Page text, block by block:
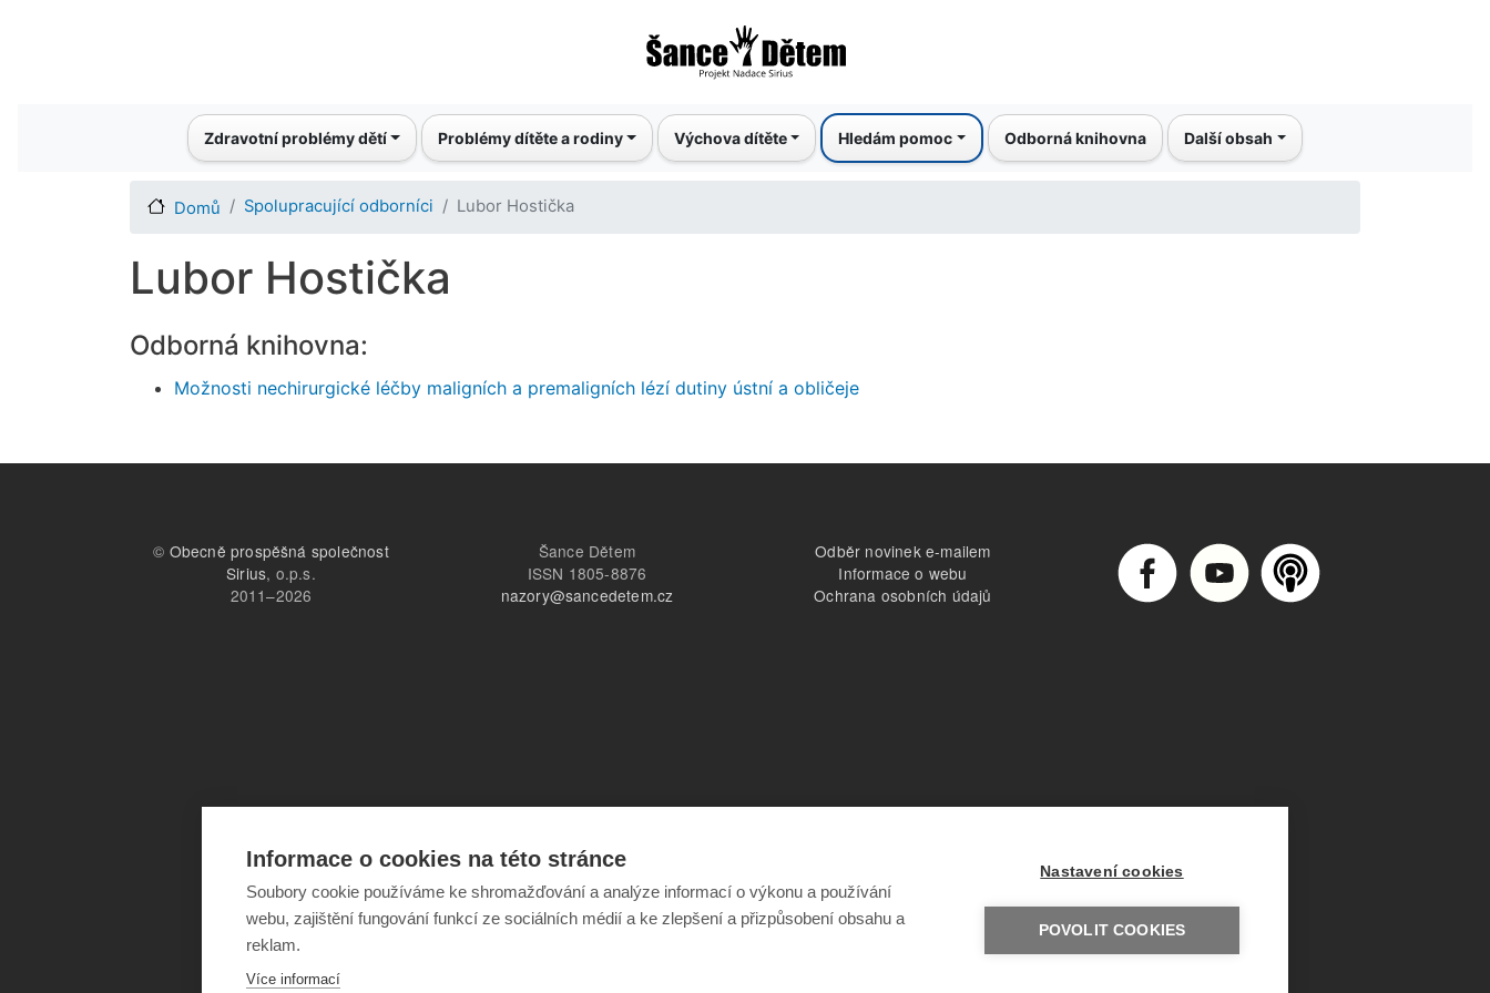
k
hlavnímu
Main navigationZdravotní problémy dětí Problémy dítěte a rodiny Výchova dítěte Hledám pomoc Odborná knihovna Další obsah
Domů Spolupracující odborníci Lubor Hostička
Lubor Hostička
Odborná knihovna:
Možnosti nechirurgické léčby maligních a premaligních lézí dutiny ústní a obličeje
© Obecně prospěšná společnost
Sirius, o.p.s.
2011–2026
Šance Dětem
ISSN 1805-8876
nazory@sancedetem.cz
Odběr novinek e-mailem
Informace o webu
Ochrana osobních údajů
Informace o cookies na této stránce
Soubory cookie používáme ke shromažďování a analýze informací o výkonu a používání
webu, zajištění fungování funkcí ze sociálních médií a ke zlepšení a přizpůsobení obsahu a
reklam.
Více informací
Nastavení cookies
POVOLIT COOKIES